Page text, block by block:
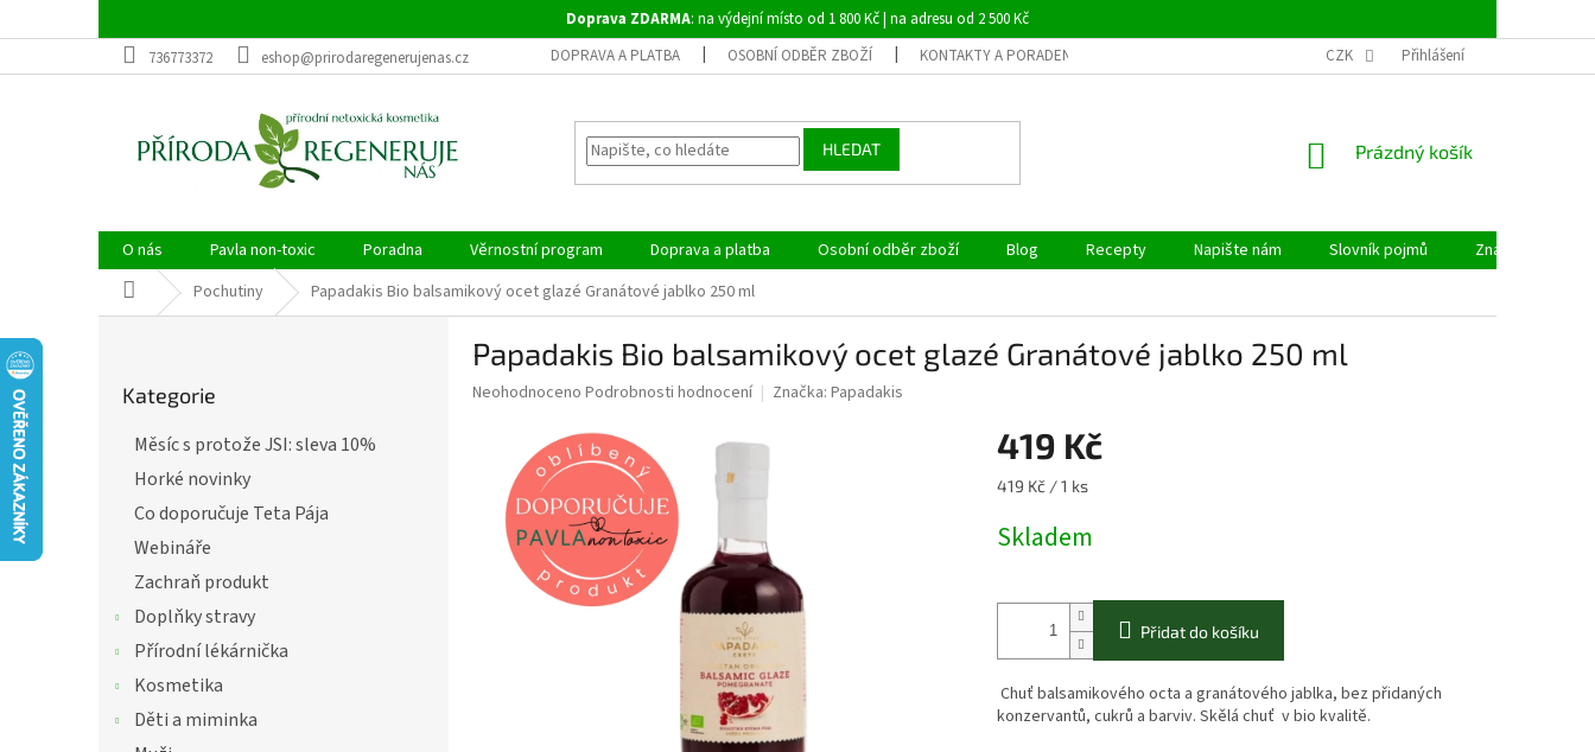
na
Doprava ZDARMA: na výdejní místo od 1 800 Kč | na adresu od 2 500 Kč
736773372
eshop@prirodaregenerujenas.cz DOPRAVA A PLATBA OSOBNÍ ODBĚR ZBOŽÍ KONTAKTY A PORADENSTVÍ PODMÍNKY OCHRANY OSOBNÍCH
CZK Přihlášení
HLEDAT
NÁKUPNÍ
Prázdný košík
O nás Pavla non-toxic Poradna Věrnostní program Doprava a platba Osobní odběr zboží Blog Recepty Napište nám Slovník pojmů
Značky
Domů Pochutiny Papadakis Bio balsamikový ocet glazé Granátové jablko 250 ml
kategorie
Kategorie
Měsíc s protože JSI: sleva 10%
Horké novinky
Co doporučuje Teta Pája
Webináře
Zachraň produkt
Doplňky stravy
Přírodní lékárnička
Kosmetika
Děti a miminka
Papadakis Bio balsamikový ocet glazé Granátové jablko 250 ml
Průměrné
hvězdiček.
Neohodnoceno Podrobnosti hodnocení Značka: Papadakis
419 Kč
Měrná
419 Kč / 1 ks
Skladem
Přidat do košíku
Chuť balsamikového octa a granátového jablka, bez přidaných
konzervantů, cukrů a barviv. Skělá chuť v bio kvalitě.